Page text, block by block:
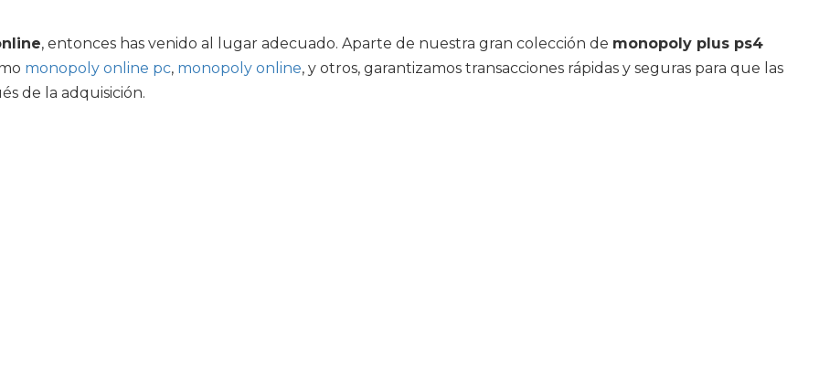
, entonces has venido al lugar adecuado. Aparte de nuestra gran colección de monopoly plus ps4
monopoly online pc, monopoly online, y otros, garantizamos transacciones rápidas y seguras para que las
de la adquisición.